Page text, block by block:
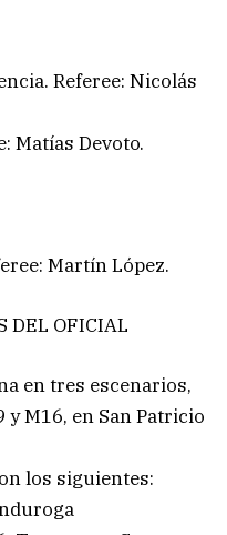
Referee: Nicolás
Matías Devoto.
Martín López.
DEL OFICIAL
en tres escenarios,
M16, en San Patricio
los siguientes: